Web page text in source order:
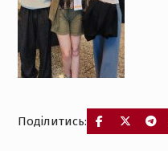
Поділитись: